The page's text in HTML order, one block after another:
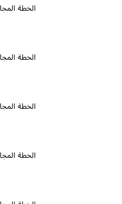
الخطة المجانية ٠
الخطة المجانية ٠
الخطة المجانية ٠
الخطة المجانية ٠